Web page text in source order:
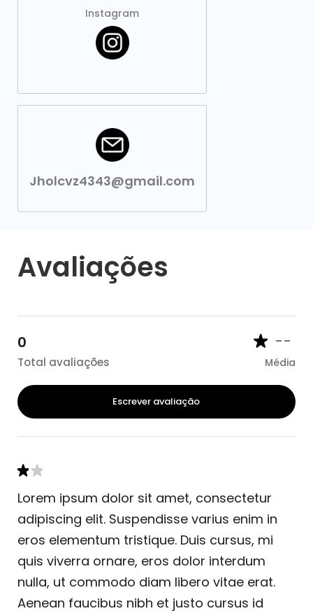
Instagram
Jholcvz4343@gmail.com
Avaliações
0
Total avaliações
--
Média
Escrever avaliação
Lorem ipsum dolor sit amet, consectetur
adipiscing elit. Suspendisse varius enim in
eros elementum tristique. Duis cursus, mi
quis viverra ornare, eros dolor interdum
nulla, ut commodo diam libero vitae erat.
Aenean faucibus nibh et justo cursus id